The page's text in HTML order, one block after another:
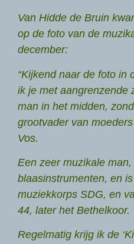
Van Hidde de Bruin
op de foto van de
december:
“Kijkend naar de foto in
ik je met aangrenzende
man in het midden,
grootvader van
Vos.
Een zeer muzikale
blaasinstrumenten, en
muziekkorps SDG, en
44, later het Bethelkoor.
Regelmatig krijg ik de